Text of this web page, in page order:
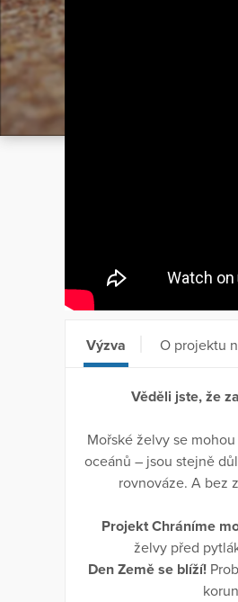
Výzva O projektu
Věděli jste, že
Mořské želvy se
oceánů – jsou stejně
rovnováze. A bez
Projekt Chráníme
želvy před
Den Země se blíží!